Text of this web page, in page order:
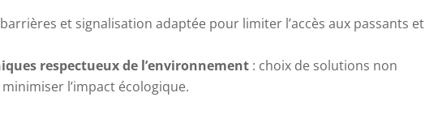
et signalisation adaptée pour limiter l’accès aux passants et
respectueux de l’environnement : choix de solutions non
l’impact écologique.